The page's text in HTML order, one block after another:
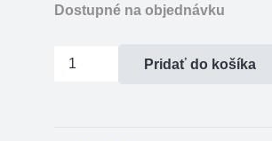
Dostupné na objednávku
množstvo
Pridať do košíka